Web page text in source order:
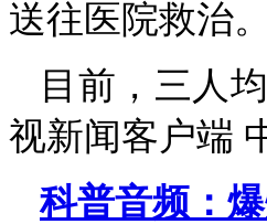
送往医院救治。
目前，三人
视新闻客户端
科普音频：